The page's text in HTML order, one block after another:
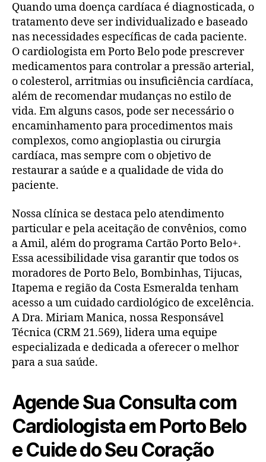
Quando uma doença cardíaca é diagnosticada, o
tratamento deve ser individualizado e baseado
nas necessidades específicas de cada paciente.
O cardiologista em Porto Belo pode prescrever
medicamentos para controlar a pressão arterial,
o colesterol, arritmias ou insuficiência cardíaca,
além de recomendar mudanças no estilo de
vida. Em alguns casos, pode ser necessário o
encaminhamento para procedimentos mais
complexos, como angioplastia ou cirurgia
cardíaca, mas sempre com o objetivo de
restaurar a saúde e a qualidade de vida do
paciente.
Nossa clínica se destaca pelo atendimento
particular e pela aceitação de convênios, como
a Amil, além do programa Cartão Porto Belo+.
Essa acessibilidade visa garantir que todos os
moradores de Porto Belo, Bombinhas, Tijucas,
Itapema e região da Costa Esmeralda tenham
acesso a um cuidado cardiológico de excelência.
A Dra. Miriam Manica, nossa Responsável
Técnica (CRM 21.569), lidera uma equipe
especializada e dedicada a oferecer o melhor
para a sua saúde.
Agende Sua Consulta com
Cardiologista em Porto Belo
e Cuide do Seu Coração